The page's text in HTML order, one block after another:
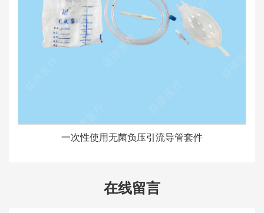
一次性使用无菌负压引流导管套件
在线留言